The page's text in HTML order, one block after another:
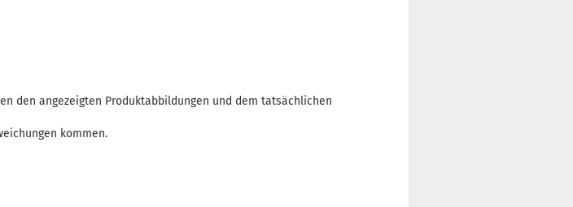
den angezeigten Produktabbildungen und dem tatsächlichen
kommen.